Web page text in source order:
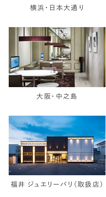
横浜・日本大通り
大阪・中之島
福井 ジュエリーパリ（取扱店）